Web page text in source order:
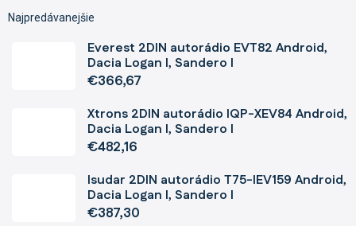
Najpredávanejšie
Everest 2DIN autorádio EVT82 Android,
Dacia Logan I, Sandero I
€366,67
Xtrons 2DIN autorádio IQP-XEV84 Android,
Dacia Logan I, Sandero I
€482,16
Isudar 2DIN autorádio T75-IEV159 Android,
Dacia Logan I, Sandero I
€387,30